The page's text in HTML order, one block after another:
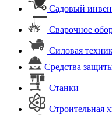
Садовый
Сварочное
Силовая
Средства
Станки
Строительная